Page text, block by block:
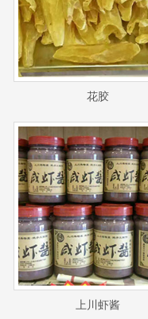
花胶
上川虾酱